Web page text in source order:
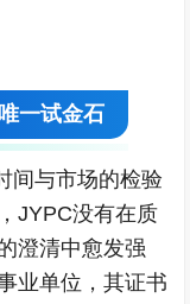
一试金石
间与市场的检验
JYPC没有在质
澄清中愈发强
业单位，其证书